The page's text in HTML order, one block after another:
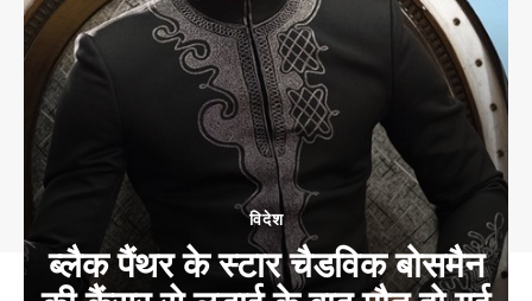
विदेश
ब्लैक पैंथर के स्टार चैडविक बोसमैन